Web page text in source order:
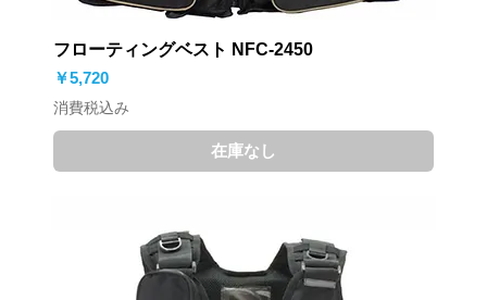
フローティングベスト NFC-2450
価格
￥5,720
消費税込み
在庫なし